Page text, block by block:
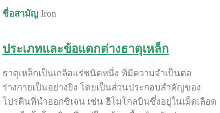
ชื่อสามัญIron
ประเภทและข้อแตกต่างธาตุเหล็ก
ธาตุเหล็กเป็นเกลือแร่ชนิดหนึ่ง ที่มีความจำเป็นต่อ
ร่างกายเป็นอย่างยิ่ง โดยเป็นส่วนประกอบสำคัญของ
โปรตีนที่นำออกซิเจน เช่น ฮีโมโกลบินซึ่งอยู่ในเม็ดเลือด